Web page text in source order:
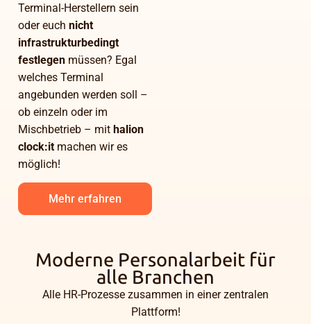
Terminal-Herstellern sein
oder euch nicht
infrastrukturbedingt
festlegen müssen? Egal
welches Terminal
angebunden werden soll –
ob einzeln oder im
Mischbetrieb – mit halion
clock:it machen wir es
möglich!
Mehr erfahren
Moderne Personalarbeit für
alle Branchen
Alle HR-Prozesse zusammen in einer zentralen
Plattform!